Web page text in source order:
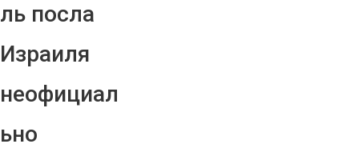
ль посла
Израиля
неофициал
ьно